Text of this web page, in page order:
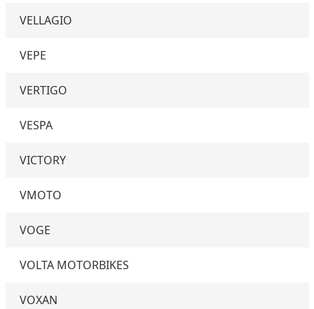
VELLAGIO
VEPE
VERTIGO
VESPA
VICTORY
VMOTO
VOGE
VOLTA MOTORBIKES
VOXAN